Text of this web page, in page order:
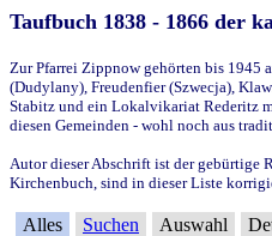
Taufbuch 1838 - 1866 der
Zur Pfarrei Zippnow gehörten bis 1945
(Dudylany), Freudenfier (Szwecja),
Stabitz und ein Lokalvikariat Rederitz
diesen Gemeinden - wohl noch aus
Autor dieser Abschrift ist der gebürtige
Kirchenbuch, sind in dieser Liste
Alles Suchen Auswahl